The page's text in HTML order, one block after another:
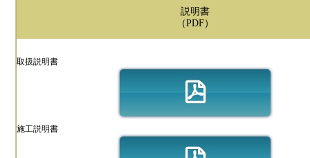
説明書
（PDF）
取扱説明書
施工説明書